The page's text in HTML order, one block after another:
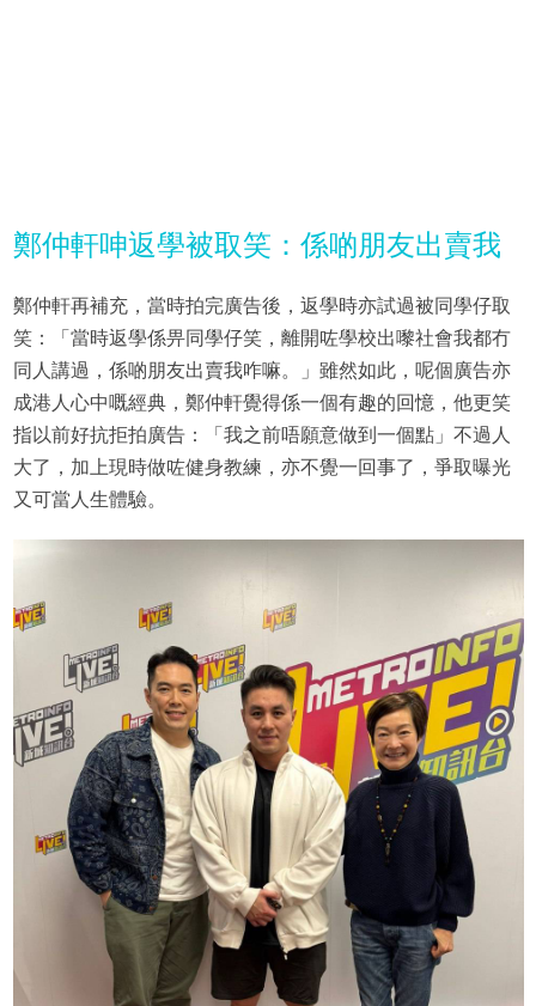
鄭仲軒呻返學被取笑：係啲朋友出賣我
鄭仲軒再補充，當時拍完廣告後，返學時亦試過被同學仔取
笑：「當時返學係畀同學仔笑，離開咗學校出嚟社會我都冇
同人講過，係啲朋友出賣我咋嘛。」雖然如此，呢個廣告亦
成港人心中嘅經典，鄭仲軒覺得係一個有趣的回憶，他更笑
指以前好抗拒拍廣告：「我之前唔願意做到一個點」不過人
大了，加上現時做咗健身教練，亦不覺一回事了，爭取曝光
又可當人生體驗。